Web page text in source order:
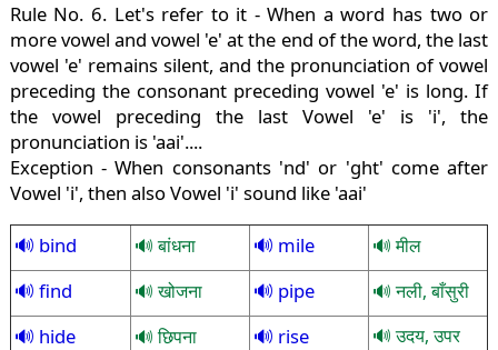
Rule No. 6. Let's refer to it - When a word has two or
more vowel and vowel 'e' at the end of the word, the last
vowel 'e' remains silent, and the pronunciation of vowel
preceding the consonant preceding vowel 'e' is long. If
the vowel preceding the last Vowel 'e' is 'i', the
pronunciation is 'aai'....
Exception - When consonants 'nd' or 'ght' come after
Vowel 'i', then also Vowel 'i' sound like 'aai'
bind बांधना mile मील
find खोजना pipe नली, बाँसुरी
hide छिपना rise
उदय, उपर